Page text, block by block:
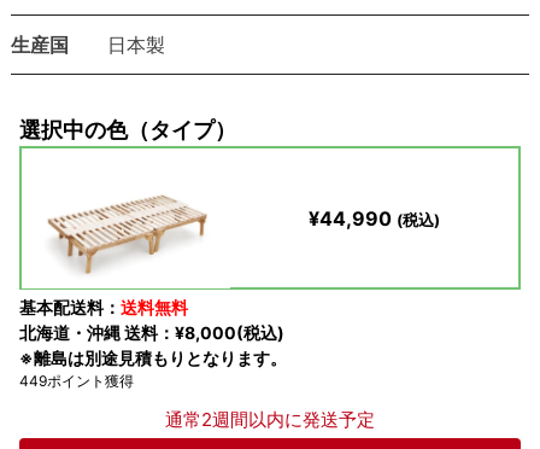
生産国 日本製
選択中の色（タイプ）
¥44,990 (税込)
基本配送料： 送料無料
北海道・沖縄 送料：¥8,000(税込)
※離島は別途見積もりとなります。
449ポイント獲得
通常2週間以内に発送予定